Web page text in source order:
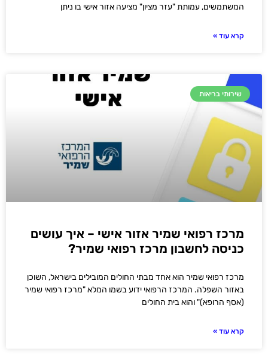
המשתמשים, עמותת "עזר מציון" מציעה אזור אישי בו ניתן
קרא עוד »
שירותי בריאות
מרכז רפואי שמיר אזור אישי – איך עושים
כניסה לחשבון מרכז רפואי שמיר?
מרכז רפואי שמיר הוא אחד מבתי החולים המובילים בישראל, השוכן
באזור השפלה. המרכז הרפואי ידוע בשמו המלא "מרכז רפואי שמיר
(אסף הרופא)" והוא בית החולים
קרא עוד »